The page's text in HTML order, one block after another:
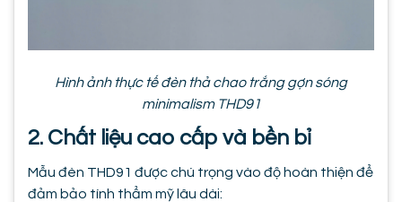
Hình ảnh thực tế đèn thả chao trắng gợn sóng
minimalism THD91
2. Chất liệu cao cấp và bền bỉ
Mẫu đèn THD91 được chú trọng vào độ hoàn thiện để
đảm bảo tính thẩm mỹ lâu dài: